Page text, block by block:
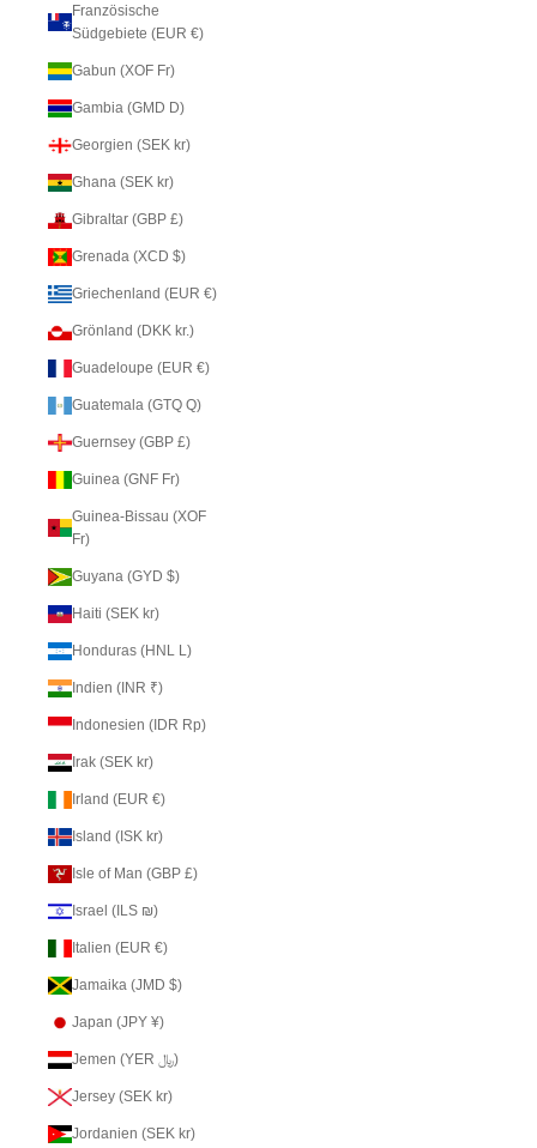
Französische
Südgebiete (EUR €)
Gabun (XOF Fr)
Gambia (GMD D)
Georgien (SEK kr)
Ghana (SEK kr)
Gibraltar (GBP £)
Grenada (XCD $)
Griechenland (EUR €)
Grönland (DKK kr.)
Guadeloupe (EUR €)
Guatemala (GTQ Q)
Guernsey (GBP £)
Guinea (GNF Fr)
Guinea-Bissau (XOF
Fr)
Guyana (GYD $)
Haiti (SEK kr)
Honduras (HNL L)
Indien (INR ₹)
Indonesien (IDR Rp)
Irak (SEK kr)
Irland (EUR €)
Island (ISK kr)
Isle of Man (GBP £)
Israel (ILS ₪)
Italien (EUR €)
Jamaika (JMD $)
Japan (JPY ¥)
Jemen (YER ﷼)
Jersey (SEK kr)
Jordanien (SEK kr)